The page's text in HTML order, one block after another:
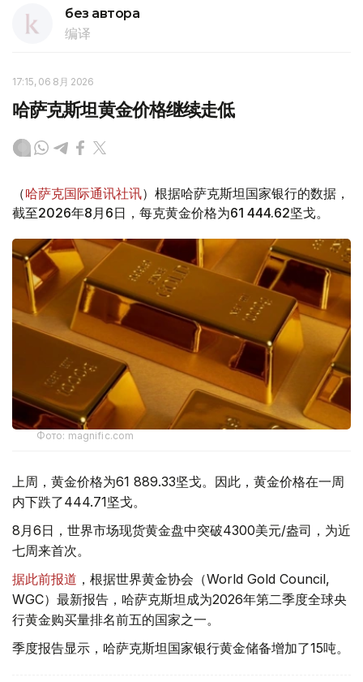
без автора
编译
17:15, 06 8月 2026
哈萨克斯坦黄金价格继续走低
（哈萨克国际通讯社讯）根据哈萨克斯坦国家银行的数据，
截至2026年8月6日，每克黄金价格为61 444.62坚戈。
Фото: magnific.com
上周，黄金价格为61 889.33坚戈。因此，黄金价格在一周
内下跌了444.71坚戈。
8月6日，世界市场现货黄金盘中突破4300美元/盎司，为近
七周来首次。
据此前报道 ，根据世界黄金协会（World Gold Council,
WGC）最新报告，哈萨克斯坦成为2026年第二季度全球央
行黄金购买量排名前五的国家之一。
季度报告显示，哈萨克斯坦国家银行黄金储备增加了15吨。